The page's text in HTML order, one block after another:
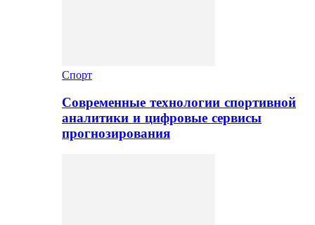
Спорт
Современные технологии спортивной
аналитики и цифровые сервисы
прогнозирования